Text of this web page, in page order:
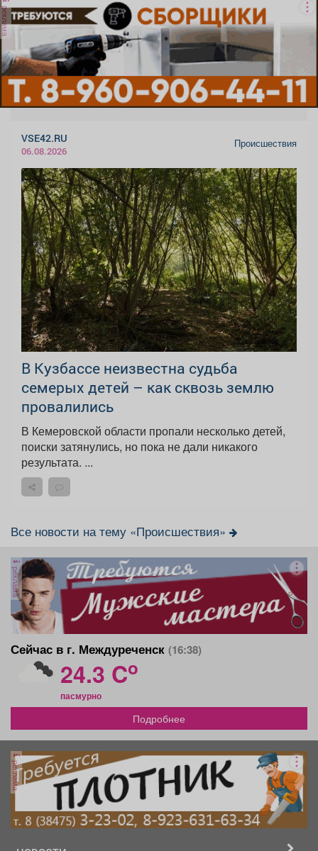
реклама
VSE42.RU
06.08.2026
Происшествия
В Кузбассе неизвестна судьба
семерых детей – как сквозь землю
провалились
В Кемеровской области пропали несколько детей,
поиски затянулись, но пока не дали никакого
результата. ...
Все новости на тему «Происшествия»
реклама
Сейчас в г. Междуреченск (16:38)
24.3 Co
пасмурно
Подробнее
реклама